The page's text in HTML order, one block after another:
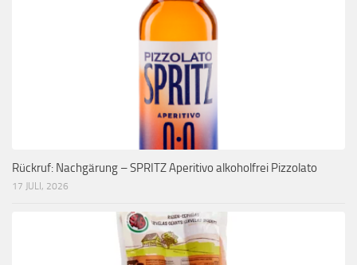
Rückruf: Nachgärung – SPRITZ Aperitivo alkoholfrei Pizzolato
17 JULI, 2026